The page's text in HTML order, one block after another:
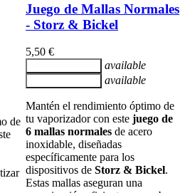
de
Juego de Mallas Normales
- Storz & Bickel
5,50 €
available
available
Mantén el rendimiento óptimo de
tu vaporizador con este juego de
6 mallas normales de acero
inoxidable, diseñadas
específicamente para los
dispositivos de Storz & Bickel.
Estas mallas aseguran una